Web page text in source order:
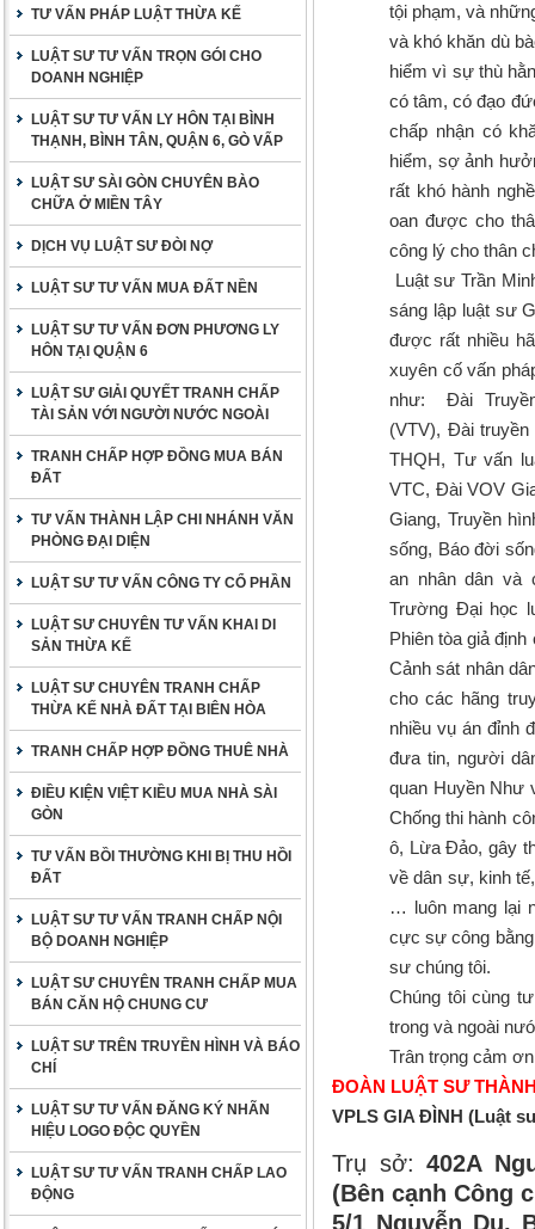
TƯ VẤN PHÁP LUẬT THỪA KẾ
LUẬT SƯ TƯ VẤN TRỌN GÓI CHO
DOANH NGHIỆP
LUẬT SƯ TƯ VẤN LY HÔN TẠI BÌNH
THẠNH, BÌNH TÂN, QUẬN 6, GÒ VẤP
LUẬT SƯ SÀI GÒN CHUYÊN BÀO
CHỮA Ở MIỀN TÂY
DỊCH VỤ LUẬT SƯ ĐÒI NỢ
LUẬT SƯ TƯ VẤN MUA ĐẤT NỀN
LUẬT SƯ TƯ VẤN ĐƠN PHƯƠNG LY
HÔN TẠI QUẬN 6
LUẬT SƯ GIẢI QUYẾT TRANH CHẤP
TÀI SẢN VỚI NGƯỜI NƯỚC NGOÀI
TRANH CHẤP HỢP ĐỒNG MUA BÁN
ĐẤT
TƯ VẤN THÀNH LẬP CHI NHÁNH VĂN
PHÒNG ĐẠI DIỆN
LUẬT SƯ TƯ VẤN CÔNG TY CỔ PHẦN
LUẬT SƯ CHUYÊN TƯ VẤN KHAI DI
SẢN THỪA KẾ
LUẬT SƯ CHUYÊN TRANH CHẤP
THỪA KẾ NHÀ ĐẤT TẠI BIÊN HÒA
TRANH CHẤP HỢP ĐỒNG THUÊ NHÀ
ĐIỀU KIỆN VIỆT KIỀU MUA NHÀ SÀI
GÒN
TƯ VẤN BỒI THƯỜNG KHI BỊ THU HỒI
ĐẤT
LUẬT SƯ TƯ VẤN TRANH CHẤP NỘI
BỘ DOANH NGHIỆP
LUẬT SƯ CHUYÊN TRANH CHẤP MUA
BÁN CĂN HỘ CHUNG CƯ
LUẬT SƯ TRÊN TRUYỀN HÌNH VÀ BÁO
CHÍ
LUẬT SƯ TƯ VẤN ĐĂNG KÝ NHÃN
HIỆU LOGO ĐỘC QUYỀN
LUẬT SƯ TƯ VẤN TRANH CHẤP LAO
ĐỘNG
tội phạm, và
và khó khăn dù
hiểm vì sự thù
có tâm, có đạo
chấp nhận có
hiểm, sợ ảnh
rất khó hành
oan được cho
công lý cho thân
Luật sư Trần
sáng lập luật sư
được rất nhiều
xuyên cố vấn
như: Đài
(VTV), Đài truyền
THQH, Tư vấn
VTC, Đài VOV
Giang, Truyền
sống, Báo đời
an nhân dân và
Trường Đại học
Phiên tòa giả
Cảnh sát nhân
cho các hãng
nhiều vụ án đỉnh
đưa tin, người
quan Huyền Như
Chống thi hành
ô, Lừa Đảo, gây
về dân sự, kinh
… luôn mang lại
cực sự công
sư chúng tôi.
Chúng tôi cùng
trong và ngoài
Trân trọng cảm
ĐOÀN LUẬT SƯ
VPLS GIA ĐÌNH (Luật
Trụ sở: 402A
(Bên cạnh Công
5/1 Nguyễn Du,